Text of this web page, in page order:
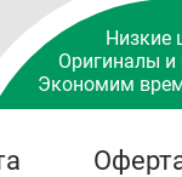
Низкие
Оригиналы и
Экономим